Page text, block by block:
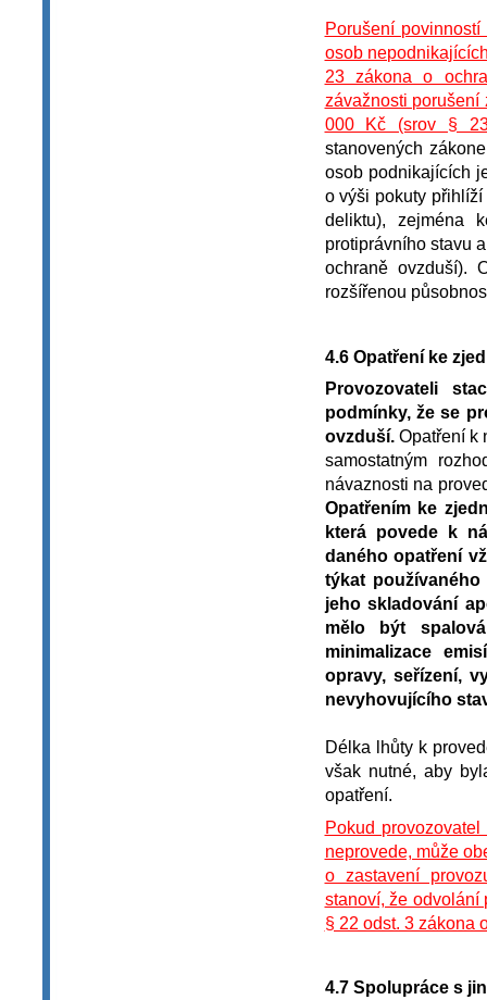
Porušení
osob
23 zákona o
závažnosti porušení
000 Kč (srov §
stanovených
osob podnikajících
o výši pokuty
deliktu), zejména
protiprávního stavu
ochraně ovzduší).
rozšířenou
4.6 Opatření ke
Provozovateli
podmínky, že se
ovzduší.Opatření k
samostatným
návaznosti na
Opatřením ke
která povede k
daného opatření
týkat
jeho skladování
mělo být
minimalizace
opravy, seřízení,
nevyhovujícího
Délka lhůty k
však nutné, aby
opatření.
Pokud
neprovede, může
o zastavení
stanoví, že odvolání
§ 22 odst. 3 zákona
4.7 Spolupráce s